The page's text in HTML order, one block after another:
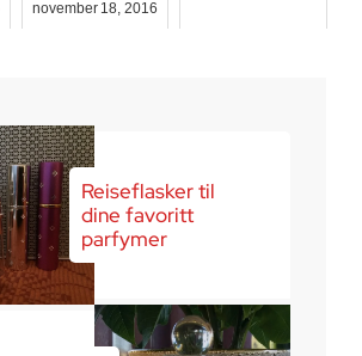
november 18, 2016
Reiseflasker til
dine favoritt
parfymer